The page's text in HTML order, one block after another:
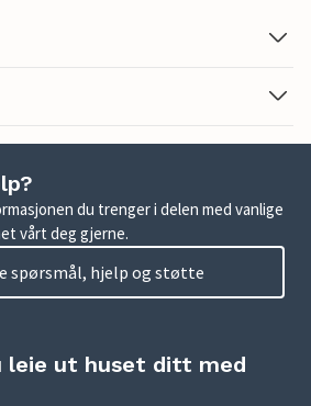
du trenger i delen med vanlige
vårt deg gjerne.
spørsmål, hjelp og støtte
leie ut huset ditt med